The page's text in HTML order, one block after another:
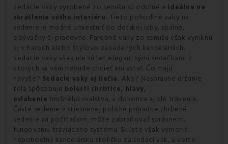
Sedacie vaky vyrobené zo semišu sú odolné a ideálne na
skrášlenie vášho interiéru. Tieto pohodlné vaky na
sedenie je možné umiestniť do detskej izby, spálne,
obývačky či pracovne. Farebné vaky zo semišu však vyniknú
aj v baroch alebo štýlovo zariadených kanceláriách.
Sedacie vaky však nie sú len elegantnými sedačkami z
ktorých sa vám nebude chcieť ani vstať. Čo majú
navyše? Sedacie vaky aj liečia. Ako? Nesprávne držanie
tela spôsobuje bolesti chrbtice, hlavy,
oslabenie brušného svalstva, a dokonca aj zlé trávenie.
Časté sedenie v stiesnenej polohe prípadne zhrbené
sedenie za počítačom, môže zabraňovať správnemu
fungovaniu tráviaceho systému. Skúste však vymeniť
nepohodlnú kancelársku stoličku za sedací vak, a verte